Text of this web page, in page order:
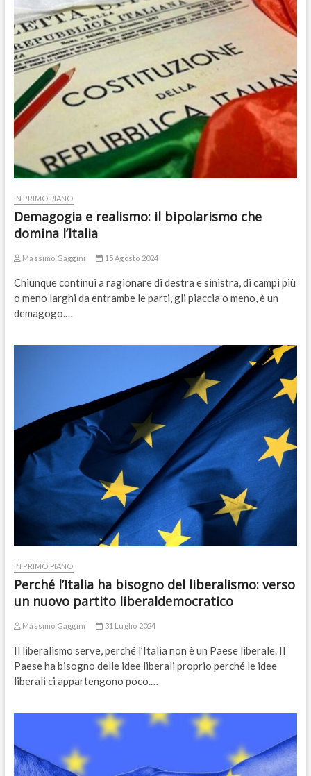
IN PRIMO PIANO
Demagogia e realismo: il bipolarismo che
domina l’Italia
Massimo Gaggini 15 Agosto 2024
Chiunque continui a ragionare di destra e sinistra, di campi più
o meno larghi da entrambe le parti, gli piaccia o meno, è un
demagogo.…
IN PRIMO PIANO
Perché l’Italia ha bisogno del liberalismo: verso
un nuovo partito liberaldemocratico
Massimo Gaggini 31 Luglio 2024
Il liberalismo serve, perché l’Italia non è un Paese liberale. Il
Paese ha bisogno delle idee liberali proprio perché le idee
liberali ci appartengono poco.…